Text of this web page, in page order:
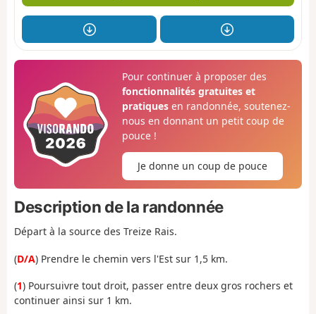
Pour continuer à proposer des
fonctionnalités gratuites et
pratiquesen randonnée, soutenez-
nous en donnant un petit coup de
pouce !
Je donne un coup de pouce
Description de la randonnée
Départ à la source des Treize Rais.
(D/A) Prendre le chemin vers l'Est sur 1,5 km.
(1) Poursuivre tout droit, passer entre deux gros rochers et
continuer ainsi sur 1 km.